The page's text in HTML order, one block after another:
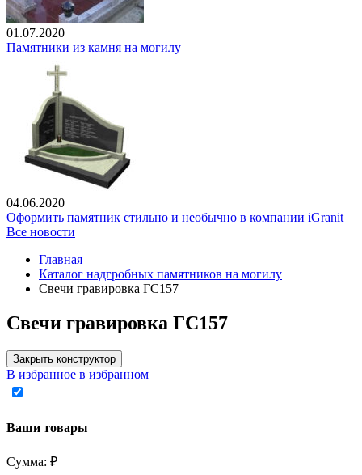
01.07.2020
Памятники из камня на могилу
04.06.2020
Оформить памятник стильно и необычно в компании iGranit
Все новости
Главная
Каталог надгробных памятников на могилу
Свечи гравировка ГС157
Свечи гравировка ГС157
Закрыть конструктор
В избранное в избранном
Ваши товары
Сумма: ₽